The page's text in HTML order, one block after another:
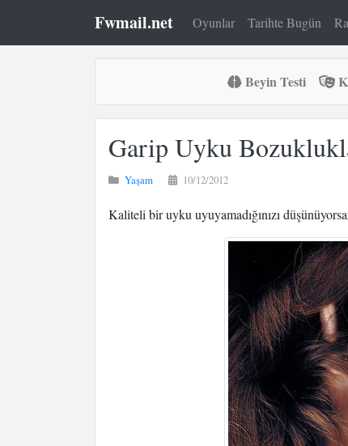
Fwmail.net Oyunlar Tarihte Bugün
Beyin Testi
Garip Uyku
Yaşam 10/12/2012
Kaliteli bir uyku uyuyamadığınızı